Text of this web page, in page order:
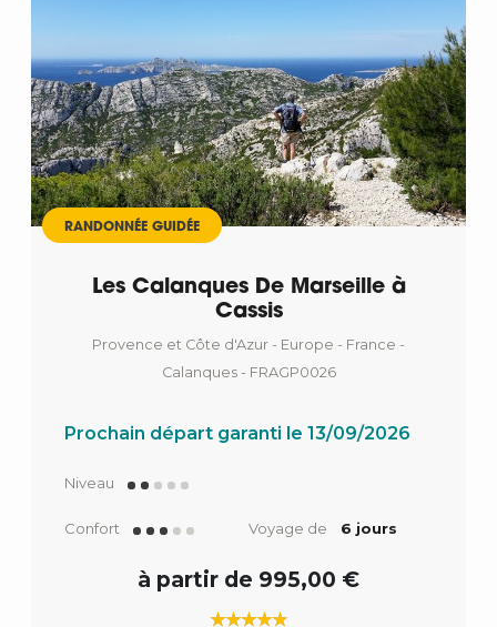
RANDONNÉE GUIDÉE
Les Calanques De Marseille à
Cassis
Provence et Côte d'Azur - Europe - France -
Calanques - FRAGP0026
Prochain départ garanti le 13/09/2026
Niveau
Confort Voyage de 6 jours
à partir de 995,00 €